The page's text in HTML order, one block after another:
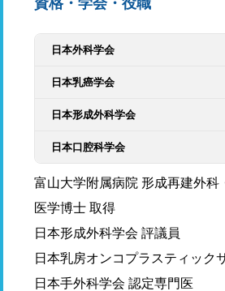
資格・学会・役職
日本外科学会
日本乳癌学会
日本形成外科学会
日本口腔科学会
富山大学附属病院 形成再建外
医学博士 取得
日本形成外科学会 評議員
日本乳房オンコプラスティック
日本手外科学会 認定専門医